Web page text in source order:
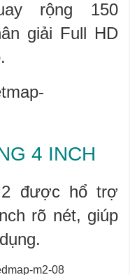
rộng 150
giải Full HD
4 INCH
được hổ trợ
rõ nét, giúp